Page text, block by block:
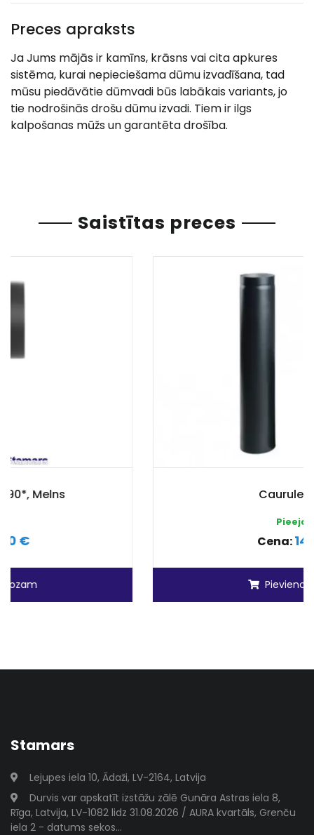
Preces apraksts
Ja Jums mājās ir kamīns, krāsns vai cita apkures
sistēma, kurai nepieciešama dūmu izvadīšana, tad
mūsu piedāvātie dūmvadi būs labākais variants, jo
tie nodrošinās drošu dūmu izvadi. Tiem ir ilgs
kalpošanas mūžs un garantēta drošība.
Saistītas preces
Stamars
Lejupes iela 10, Ādaži, LV-2164, Latvija
Durvis var apskatīt izstāžu zālē Gunāra Astras iela 8,
Rīga, Latvija, LV-1082 lidz 31.08.2026 / AURA kvartāls, Grenču
iela 2 - datums sekos...